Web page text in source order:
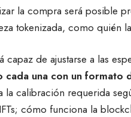
la compra será posible
tokenizada, como quién
capaz de ajustarse a las
cada una con un formato
calibración requerida
cómo funciona la